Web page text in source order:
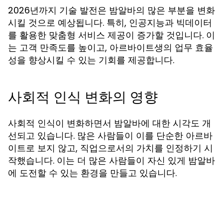
2026년까지 기술 발전은 밤알바의 많은 부분을 변화
시킬 것으로 예상됩니다. 특히, 인공지능과 빅데이터
를 활용한 맞춤형 서비스 제공이 증가할 것입니다. 이
는 고객 만족도를 높이고, 아르바이트생의 업무 효율
성을 향상시킬 수 있는 기회를 제공합니다.
사회적 인식 변화의 영향
사회적 인식이 변화하면서 밤알바에 대한 시각도 개
선되고 있습니다. 많은 사람들이 이를 단순한 아르바
이트로 보지 않고, 직업으로서의 가치를 인정하기 시
작했습니다. 이는 더 많은 사람들이 자신 있게 밤알바
에 도전할 수 있는 환경을 만들고 있습니다.